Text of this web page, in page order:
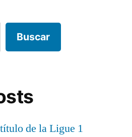
Buscar
de la Ligue 1